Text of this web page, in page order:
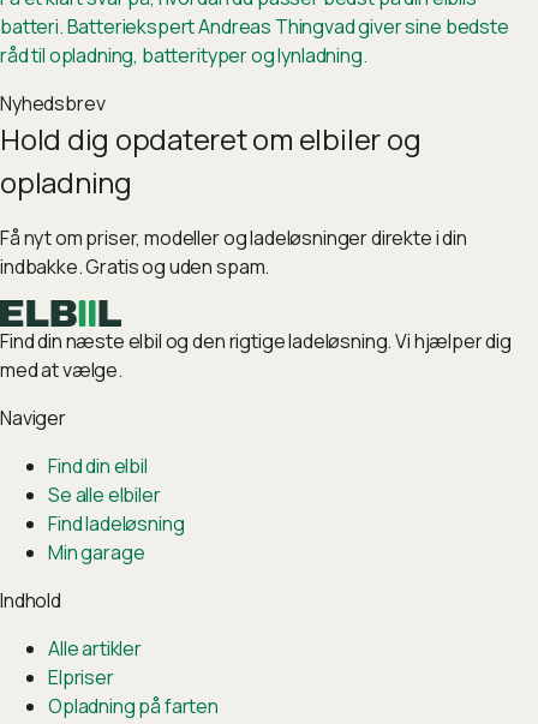
batteri. Batteriekspert Andreas Thingvad giver sine bedste
råd til opladning, batterityper og lynladning.
Nyhedsbrev
Hold dig opdateret om elbiler og
opladning
Få nyt om priser, modeller og ladeløsninger direkte i din
indbakke. Gratis og uden spam.
Find din næste elbil og den rigtige ladeløsning. Vi hjælper dig
med at vælge.
Naviger
Find din elbil
Se alle elbiler
Find ladeløsning
Min garage
Indhold
Alle artikler
Elpriser
Opladning på farten